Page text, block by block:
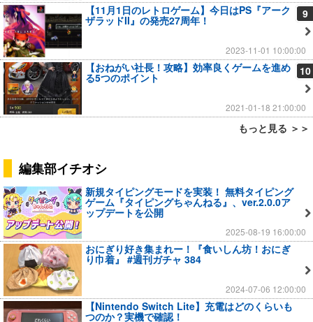
9
【11月1日のレトロゲーム】今日はPS『アーク
ザラッドII』の発売27周年！
2023-11-01 10:00:00
10
【おねがい社長！攻略】効率良くゲームを進め
る5つのポイント
2021-01-18 21:00:00
もっと見る ＞＞
編集部イチオシ
新規タイピングモードを実装！ 無料タイピング
ゲーム『タイピングちゃんねる』、ver.2.0.0ア
ップデートを公開
2025-08-19 16:00:00
おにぎり好き集まれー！『食いしん坊！おにぎ
り巾着』 #週刊ガチャ 384
2024-07-06 12:00:00
【Nintendo Switch Lite】充電はどのくらいも
つのか？実機で確認！